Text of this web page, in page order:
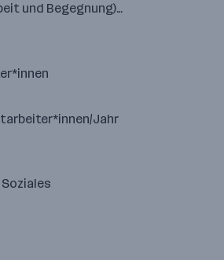
und Begegnung)…
Jahr